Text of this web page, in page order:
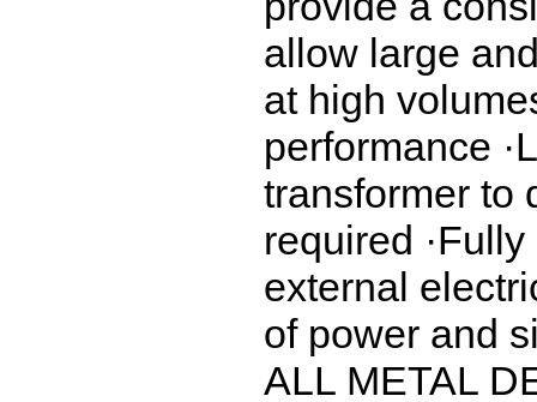
allow large
at high
performance
transformer to
required
external
of power and
ALL METAL